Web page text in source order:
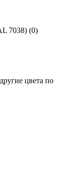
7038) (0)
цвета по